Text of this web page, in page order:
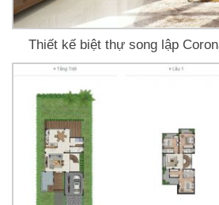
Thiết kế biệt thự song lập